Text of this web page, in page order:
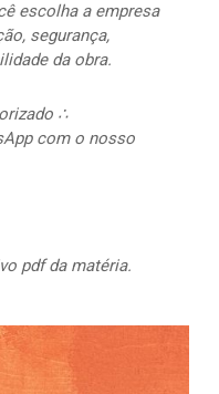
escolha a empresa
segurança,
da obra.
∴
com o nosso
pdf da matéria.